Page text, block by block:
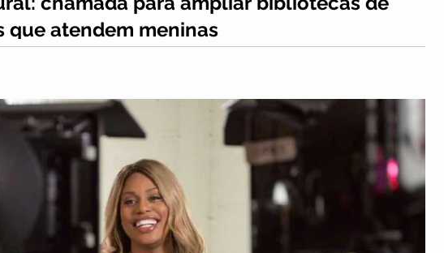
que atendem meninas
estarão abertas as inscrições para a I Chamada Biblioteca Mais Plural -